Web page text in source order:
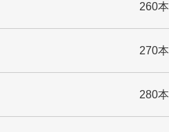
260本
270本
280本